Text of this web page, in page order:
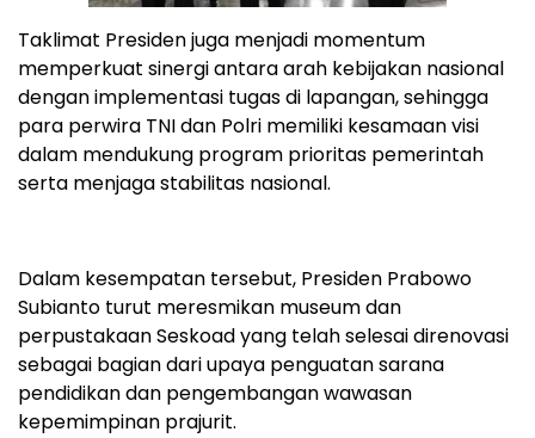
Taklimat Presiden juga menjadi momentum
memperkuat sinergi antara arah kebijakan nasional
dengan implementasi tugas di lapangan, sehingga
para perwira TNI dan Polri memiliki kesamaan visi
dalam mendukung program prioritas pemerintah
serta menjaga stabilitas nasional.
Dalam kesempatan tersebut, Presiden Prabowo
Subianto turut meresmikan museum dan
perpustakaan Seskoad yang telah selesai direnovasi
sebagai bagian dari upaya penguatan sarana
pendidikan dan pengembangan wawasan
kepemimpinan prajurit.